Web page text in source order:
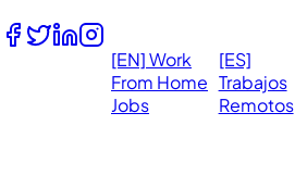
[EN] Work
From Home
Jobs
[ES]
Trabajos
Remotos